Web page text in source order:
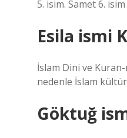
5. isim. Samet 6.
Esila ismi
İslam Dini ve Kuran-
nedenle İslam
Göktuğ